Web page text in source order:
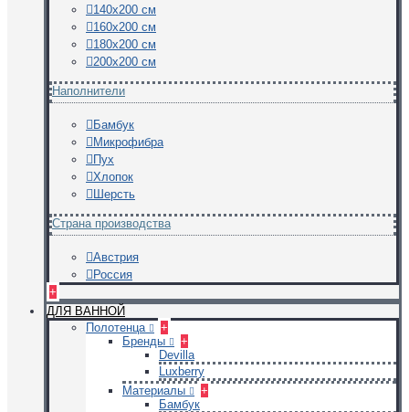
140х200 см
160х200 см
180х200 см
200х200 см
Наполнители
Бамбук
Микрофибра
Пух
Хлопок
Шерсть
Страна производства
Австрия
Россия
+
ДЛЯ ВАННОЙ
Полотенца
+
Бренды
+
Devilla
Luxberry
Материалы
+
Бамбук